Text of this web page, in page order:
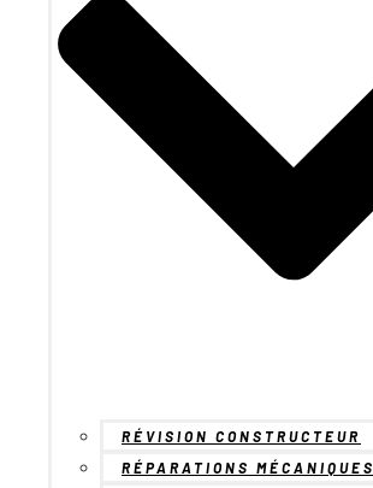
RÉVISION CONSTRUCTEUR
RÉPARATIONS MÉCANIQUES